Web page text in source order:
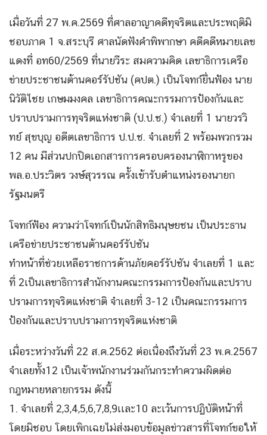
เมื่อวันที่ 27 พ.ค.2569 ที่ศาลอาญาคดีทุจริตและประพฤติมิ
ชอบภาค 1 จ.สระบุรี ศาลนัดฟังคำพิพากษา คดีคดีหมายเลข
แดงที่ อท60/2569 ที่นายวีระ สมความคิด เลขาธิการเครือ
ข่ายประชาชนต้านคอร์รัปชัน (คปต.) เป็นโจทก์ยื่นฟ้อง นาย
นิวัติไชย เกษมมงคล เลขาธิการคณะกรรมการป้องกันและ
ปราบปรามการทุจริตแห่งชาติ (ป.ป.ช.) จำเลยที่ 1 นายวรวิ
ทย์ สุขบุญ อดีตเลขาธิการ ป.ป.ช. จำเลยที่ 2 พร้อมพวกรวม
12 คน มีส่วนปกปิดเอกสารการครอบครองนาฬิกาหรูของ
พล.อ.ประวิตร วงษ์สุวรรณ ครั้งเข้ารับตำแหน่งรองนายก
รัฐมนตรี
โจทก์ฟ้อง ความว่าโจทก์เป็นนักสิทธิมนุษยชน เป็นประธาน
เครือข่ายประชาชนต้านคอร์รัปชัน
ทำหน้าที่ช่วยเหลือราชการด้านภัยคอร์รัปชัน จำเลยที่ 1 และ
ที่ 2เป็นเลขาธิการสำนักงานคณะกรรมการป้องกันและปราบ
ปรามการทุจริตแห่งชาติ จำเลยที่ 3-12 เป็นคณะกรรมการ
ป้องกันและปราบปรามการทุจริตแห่งชาติ
เมื่อระหว่างวันที่ 22 ส.ค.2562 ต่อเนื่องถึงวันที่ 23 พ.ค.2567
จำเลยทั้ง12 เป็นเจ้าพนักงานร่วมกันกระทำความผิดต่อ
กฎหมายหลายกรรม ดังนี้
1. จำเลยที่ 2,3,4,5,6,7,8,9เเละ10 ละเว้นการปฏิบัติหน้าที่
โดยมิชอบ โดยเพิกเฉยไม่ส่งมอบข้อมูลข่าวสารที่โจทก์ขอให้